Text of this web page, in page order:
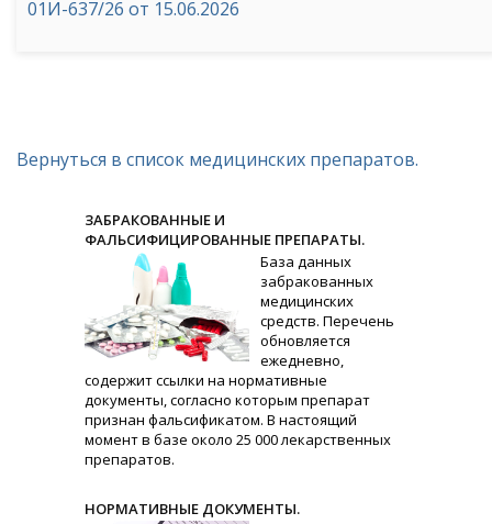
01И-637/26 от 15.06.2026
Вернуться в список медицинских препаратов.
ЗАБРАКОВАННЫЕ И
ФАЛЬСИФИЦИРОВАННЫЕ ПРЕПАРАТЫ.
База данных
забракованных
медицинских
средств. Перечень
обновляется
ежедневно,
содержит ссылки на нормативные
документы, согласно которым препарат
признан фальсификатом. В настоящий
момент в базе около 25 000 лекарственных
препаратов.
НОРМАТИВНЫЕ ДОКУМЕНТЫ.